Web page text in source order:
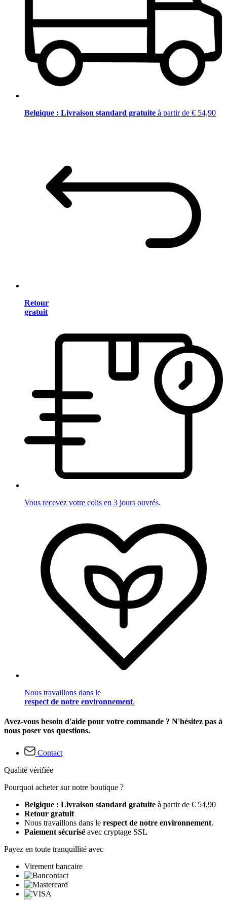
Belgique : Livraison standard gratuite à partir de € 54,90
Retour
gratuit
Vous recevez votre colis en 3 jours ouvrés.
Nous travaillons dans le
respect de notre environnement.
Avez-vous besoin d'aide pour votre commande ? N'hésitez pas à
nous poser vos questions.
Contact
Qualité vérifiée
Pourquoi acheter sur notre boutique ?
Belgique : Livraison standard gratuite à partir de € 54,90
Retour gratuit
Nous travaillons dans le respect de notre environnement.
Paiement sécurisé avec cryptage SSL
Payez en toute tranquillité avec
Virement bancaire